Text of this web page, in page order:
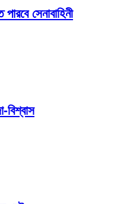
পারবে সেনাবাহিনী
বিশ্বাস